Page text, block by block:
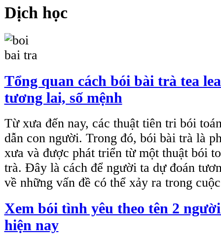
Dịch học
Tổng quan cách bói bài trà tea
tương lai, số mệnh
Từ xưa đến nay, các thuật tiên tri bói
dẫn con người. Trong đó, bói bài trà là
xưa và được phát triển từ một thuật bói
trà. Đây là cách để người ta dự đoán
về những vấn đề có thể xảy ra trong
Xem bói tình yêu theo tên 2
hiện nay